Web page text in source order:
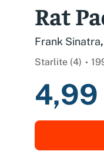
Rat
Frank Sinatra,
Starlite (4)
4,99